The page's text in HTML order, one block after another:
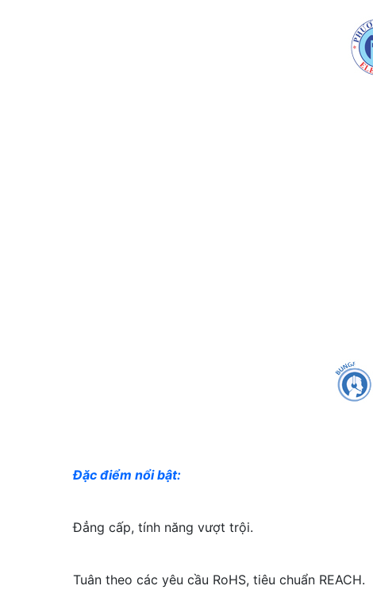
Đặc điểm nổi bật:
Đẳng cấp, tính năng vượt trội.
Tuân theo các yêu cầu RoHS, tiêu chuẩn REACH.